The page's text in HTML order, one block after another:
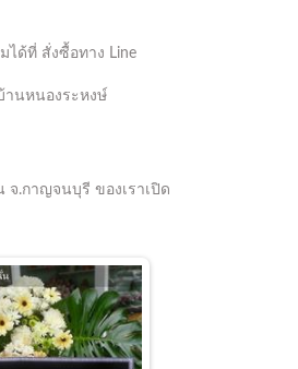
ได้ที่ สั่งซื้อทาง Line
านหนองระหงษ์
.กาญจนบุรี ของเราเปิด